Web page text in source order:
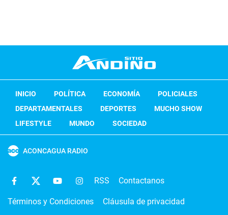
INICIO POLÍTICA ECONOMÍA
POLICIALES
DEPARTAMENTALES
DEPORTES
MUCHO SHOW
LIFESTYLE
MUNDO SOCIEDAD
ACONCAGUA RADIO
RSS Contactanos
Términos y Condiciones Cláusula de privacidad